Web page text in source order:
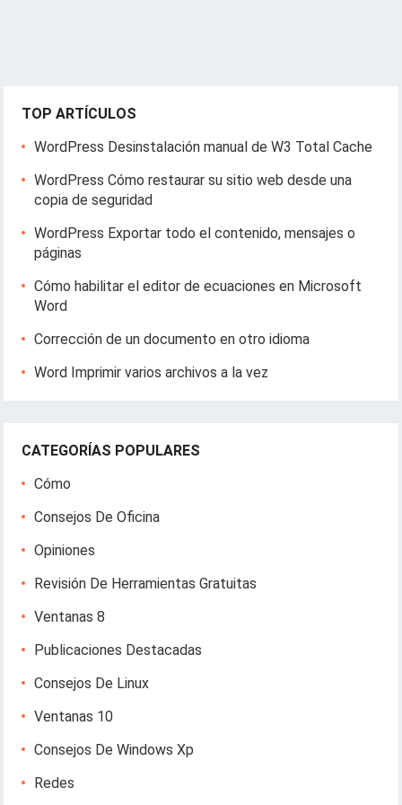
TOP ARTÍCULOS
WordPress Desinstalación manual de W3 Total Cache
WordPress Cómo restaurar su sitio web desde una
copia de seguridad
WordPress Exportar todo el contenido, mensajes o
páginas
Cómo habilitar el editor de ecuaciones en Microsoft
Word
Corrección de un documento en otro idioma
Word Imprimir varios archivos a la vez
CATEGORÍAS POPULARES
Cómo
Consejos De Oficina
Opiniones
Revisión De Herramientas Gratuitas
Ventanas 8
Publicaciones Destacadas
Consejos De Linux
Ventanas 10
Consejos De Windows Xp
Redes